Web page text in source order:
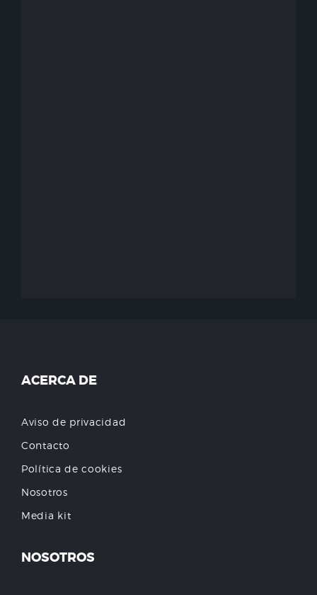
ACERCA DE
Aviso de privacidad
Contacto
Política de cookies
Nosotros
Media kit
NOSOTROS